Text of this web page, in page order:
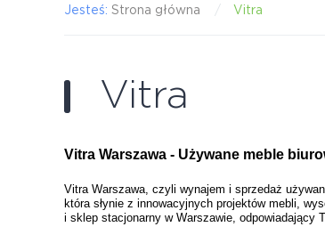
Jesteś: Strona główna Vitra
Vitra
Vitra Warszawa - Używane meble
Vitra Warszawa, czyli wynajem i sprzedaż
która słynie z innowacyjnych projektów mebli,
i sklep stacjonarny w Warszawie, odpowiadający